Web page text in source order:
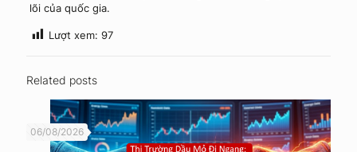
lõi của quốc gia.
Lượt xem: 97
Related posts
06/08/2026